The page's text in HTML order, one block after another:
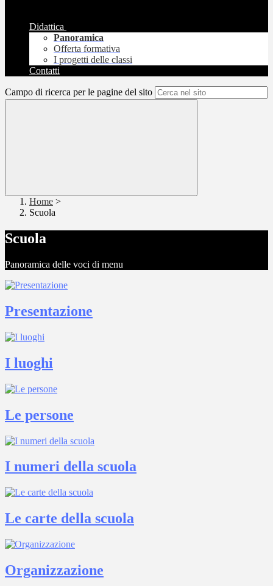
Didattica
Panoramica
Offerta formativa
I progetti delle classi
Contatti
Campo di ricerca per le pagine del sito
Home >
Scuola
Scuola
Panoramica delle voci di menu
Presentazione
I luoghi
Le persone
I numeri della scuola
Le carte della scuola
Organizzazione